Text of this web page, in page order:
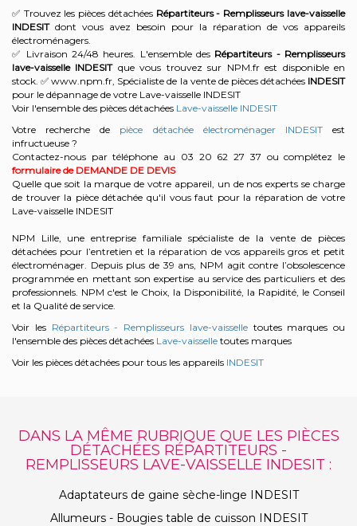
✅ Trouvez les pièces détachées Répartiteurs - Remplisseurs lave-vaisselle
INDESITdont vous avez besoin pour la réparation de vos appareils
électroménagers.
✅ Livraison 24/48 heures. L'ensemble des Répartiteurs - Remplisseurs
lave-vaisselle INDESITque vous trouvez sur NPM.fr est disponible en
stock. ✅ www.npm.fr, Spécialiste de la vente de pièces détachées INDESIT
pour le dépannage de votre Lave-vaisselle INDESIT
Voir l'ensemble des pièces détachées Lave-vaisselle INDESIT
Votre recherche de pièce détachée électroménager INDESITest
infructueuse ?
Contactez-nous par téléphone au 03 20 62 27 37 ou complétez le
formulaire de DEMANDE DE DEVIS
Quelle que soit la marque de votre appareil, un de nos experts se charge
de trouver la pièce détachée qu'il vous faut pour la réparation de votre
Lave-vaisselle INDESIT
NPM Lille, une entreprise familiale spécialiste de la vente de pièces
détachées pour l’entretien et la réparation de vos appareils gros et petit
électroménager. Depuis plus de 39 ans, NPM agit contre l’obsolescence
programmée en mettant son expertise au service des particuliers et des
professionnels. NPM c'est le Choix, la Disponibilité, la Rapidité, le Conseil
et la Qualité de service.
Voir les Répartiteurs - Remplisseurs lave-vaisselletoutes marques ou
l'ensemble des pièces détachées Lave-vaisselle toutes marques
Voir les pièces détachées pour tous les appareils INDESIT
DANS LA MÊME RUBRIQUE QUE LES PIÈCES
DÉTACHÉES RÉPARTITEURS -
REMPLISSEURS LAVE-VAISSELLE INDESIT :
Adaptateurs de gaine sèche-linge INDESIT
Allumeurs - Bougies table de cuisson INDESIT